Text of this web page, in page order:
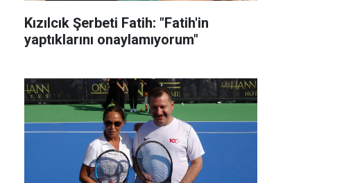
Kızılcık Şerbeti Fatih: "Fatih'in
yaptıklarını onaylamıyorum"